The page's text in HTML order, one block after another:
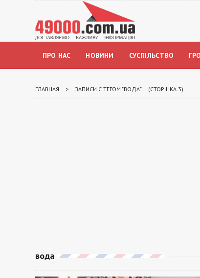
ПРО НАС НОВИНИ СУСПІЛЬСТВО
ГЛАВНАЯ > ЗАПИСИ С ТЕГОМ "ВОДА" (СТОРІНКА 3)
вода